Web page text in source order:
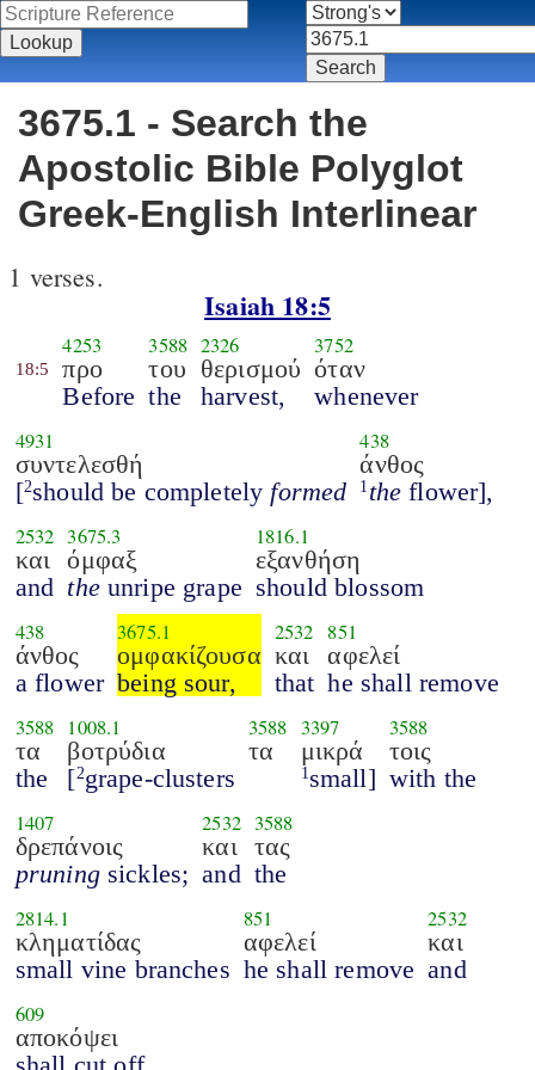
3675.1 - Search the
Apostolic Bible Polyglot
Greek-English Interlinear
1 verses.
Isaiah 18:5
18:5
4253
προ
Before
3588
του
the
2326
θερισμού
harvest,
3752
όταν
whenever
4931
συντελεσθή
[2should be completely formed
438
άνθος
1 the flower],
2532
και
and
3675.3
όμφαξ
theunripe grape
1816.1
εξανθήση
should blossom
438
άνθος
a flower
3675.1
ομφακίζουσα
being sour,
2532
και
that
851
αφελεί
he shall remove
3588
τα
the
1008.1
βοτρύδια
[2grape-clusters
3588
τα
3397
μικρά
1 small]
3588
τοις
with the
1407
δρεπάνοις
pruningsickles;
2532
και
and
3588
τας
the
2814.1
κληματίδας
small vine branches
851
αφελεί
he shall remove
2532
και
and
609
αποκόψει